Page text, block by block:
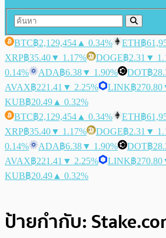
BTC฿2,129,454 ▲ 0.34% ETH฿
XRP฿35.40▼ 1.17% DOGE฿2.31 ▼
0.14%
ADA฿6.38▼ 1.90% DOT฿
AVAX฿221.41 ▼ 2.25% LINK฿270.80
KUB฿20.49 ▲ 0.32%
BTC฿2,129,454 ▲ 0.34% ETH฿
XRP฿35.40▼ 1.17% DOGE฿2.31 ▼
0.14%
ADA฿6.38▼ 1.90% DOT฿
AVAX฿221.41 ▼ 2.25% LINK฿270.80
KUB฿20.49 ▲ 0.32%
ป้ายกำกับ: